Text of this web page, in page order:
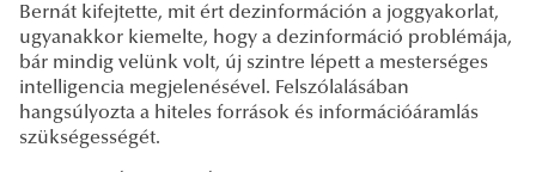
Bernát kifejtette, mit ért dezinformáción a joggyakorlat,
ugyanakkor kiemelte, hogy a dezinformáció problémája,
bár mindig velünk volt, új szintre lépett a mesterséges
intelligencia megjelenésével. Felszólalásában
hangsúlyozta a hiteles források és információáramlás
szükségességét.